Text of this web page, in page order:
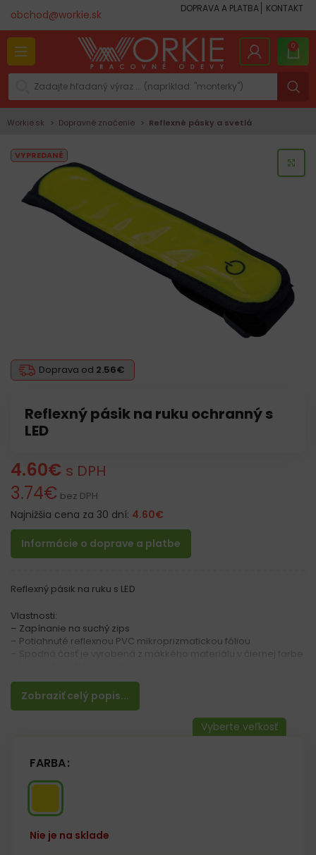
obchod@workie.sk DOPRAVA A PLATBA KONTAKT
0
Workie.sk Dopravné značenie Reflexné pásky a svetlá
VYPREDANÉ
Reflexný pásik na ruku ochranný s
LED
Doprava od 2.56€
4.60€ s DPH
3.74€ bez DPH
Najnižšia cena za 30 dní: 4.60€
Informácie o doprave a platbe
Zobraziť celý popis...
Reflexný pásik na ruku s LED
Vlastnosti:
– Zapínanie na suchý zips
– Potiahnuté reflexnou PVC mikroprizmatickou fóliou
– Rozmery: 4×42 cm (suchý zips 22 cm)
FARBA
Nie je na sklade